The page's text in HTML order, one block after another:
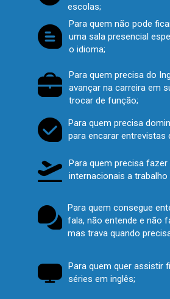
escolas;
Para quem precisa
para encarar entrevistas
Para quem não pode
uma sala presencial
o idioma;
Para quem precisa do
avançar na carreira em
trocar de função;
Para quem precisa fazer
internacionais a trabalho
Para quem consegue
fala, não entende e não
mas trava quando
Para quem quer assistir
séries em inglês;